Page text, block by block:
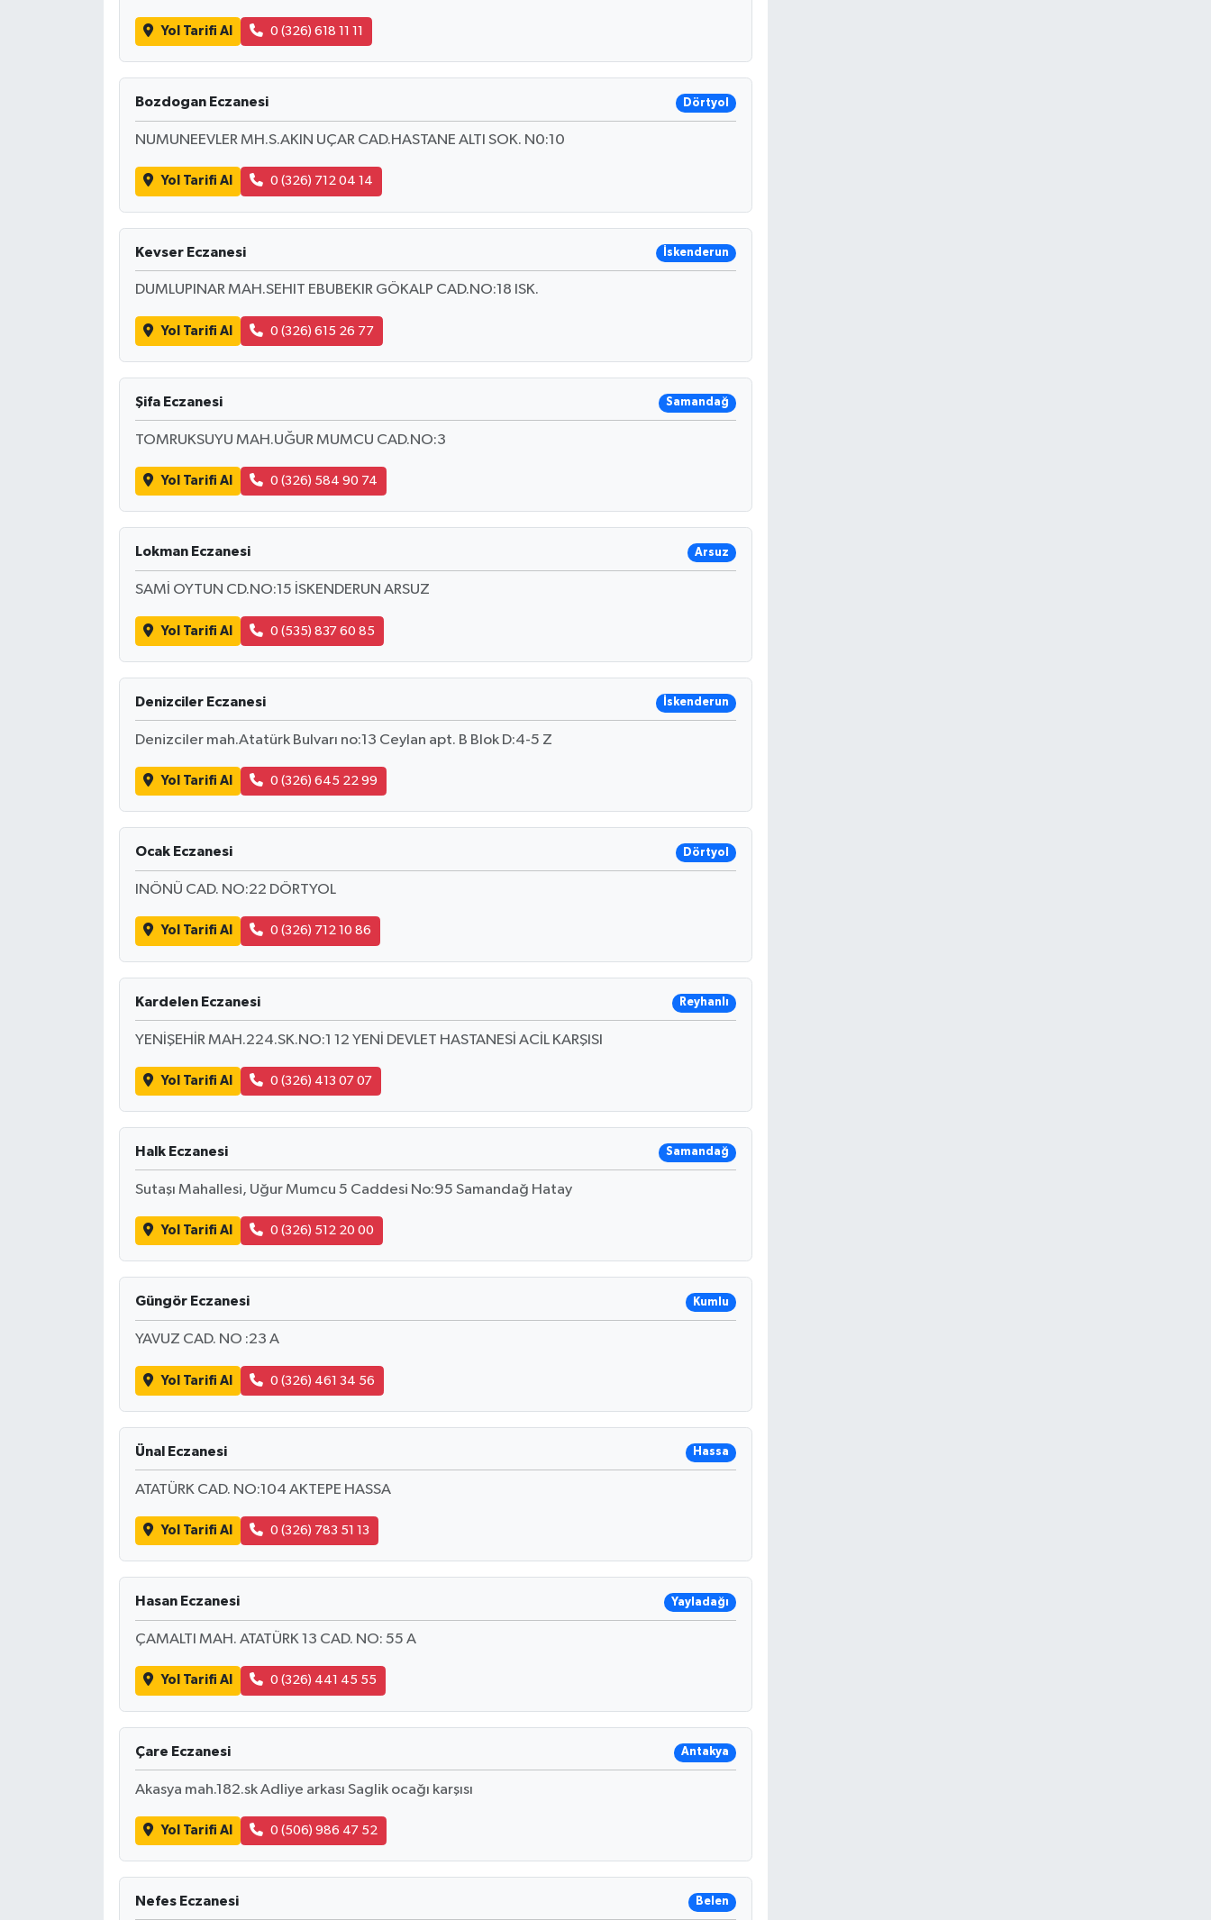
Yol Tarifi Al 0 (326) 618 11 11
Bozdogan Eczanesi Dörtyol
NUMUNEEVLER MH.S.AKIN UÇAR CAD.HASTANE ALTI SOK. N0:10
Yol Tarifi Al 0 (326) 712 04 14
Kevser Eczanesi İskenderun
DUMLUPINAR MAH.SEHIT EBUBEKIR GÖKALP CAD.NO:18 ISK.
Yol Tarifi Al 0 (326) 615 26 77
Şifa Eczanesi Samandağ
TOMRUKSUYU MAH.UĞUR MUMCU CAD.NO:3
Yol Tarifi Al 0 (326) 584 90 74
Lokman Eczanesi Arsuz
SAMİ OYTUN CD.NO:15 İSKENDERUN ARSUZ
Yol Tarifi Al 0 (535) 837 60 85
Denizciler Eczanesi İskenderun
Denizciler mah.Atatürk Bulvarı no:13 Ceylan apt. B Blok D:4-5 Z
Yol Tarifi Al 0 (326) 645 22 99
Ocak Eczanesi Dörtyol
INÖNÜ CAD. NO:22 DÖRTYOL
Yol Tarifi Al 0 (326) 712 10 86
Kardelen Eczanesi Reyhanlı
YENİŞEHİR MAH.224.SK.NO:1 12 YENİ DEVLET HASTANESİ ACİL KARŞISI
Yol Tarifi Al 0 (326) 413 07 07
Halk Eczanesi Samandağ
Sutaşı Mahallesi, Uğur Mumcu 5 Caddesi No:95 Samandağ Hatay
Yol Tarifi Al 0 (326) 512 20 00
Güngör Eczanesi Kumlu
YAVUZ CAD. NO :23 A
Yol Tarifi Al 0 (326) 461 34 56
Ünal Eczanesi Hassa
ATATÜRK CAD. NO:104 AKTEPE HASSA
Yol Tarifi Al 0 (326) 783 51 13
Hasan Eczanesi Yayladağı
ÇAMALTI MAH. ATATÜRK 13 CAD. NO: 55 A
Yol Tarifi Al 0 (326) 441 45 55
Çare Eczanesi Antakya
Akasya mah.182.sk Adliye arkası Saglik ocağı karşısı
Yol Tarifi Al 0 (506) 986 47 52
Nefes Eczanesi Belen